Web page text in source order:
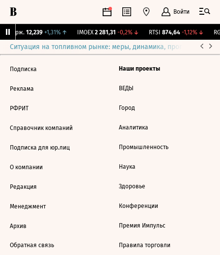
Войти
Бирж. 12,239 +1,31%↑ IMOEX 2 281,31 -0,2%↓ RTSI 874,64 -1,12%↓
Ситуация на топливном рынке: меры, динамика, прогнозы
Подписка
Реклама
РФРИТ
Справочник компаний
Подписка для юр.лиц
О компании
Редакция
Менеджмент
Архив
Обратная связь
Наши проекты
ВЕДЫ
Город
Аналитика
Промышленность
Наука
Здоровье
Конференции
Премия Импульс
Правила торговли